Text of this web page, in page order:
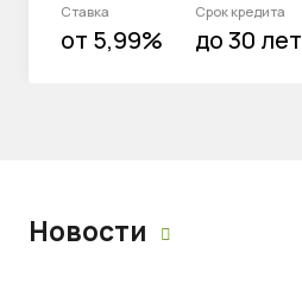
Ставка
от 5,99%
Срок кредита
до 30 лет
Новости